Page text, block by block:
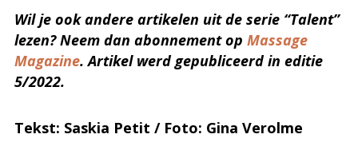
Wil je ook andere artikelen uit de serie “Talent”
lezen? Neem dan abonnement op Massage
Magazine. Artikel werd gepubliceerd in editie
5/2022.
Tekst: Saskia Petit / Foto: Gina Verolme